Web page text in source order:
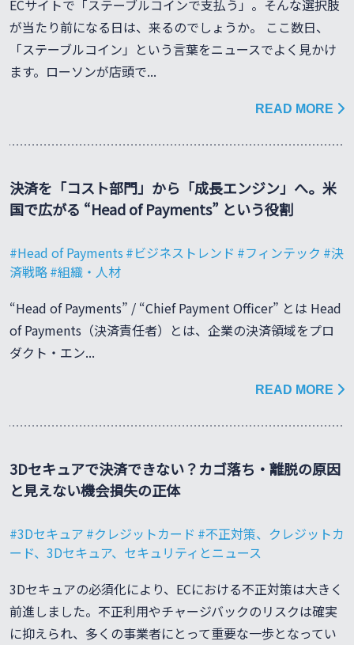
ECサイトで「ステーブルコインで支払う」。そんな選択肢
が当たり前になる日は、来るのでしょうか。 ここ数日、
「ステーブルコイン」という言葉をニュースでよく見かけ
ます。ローソンが店頭で...
READ MORE
決済を「コスト部門」から「成長エンジン」へ。米
国で広がる “Head of Payments” という役割
Head of Payments ビジネストレンド フィンテック
決
済戦略 組織・人材
“Head of Payments” / “Chief Payment Officer” とは Head
of Payments（決済責任者）とは、企業の決済領域をプロ
ダクト・エン...
READ MORE
3Dセキュアで決済できない？カゴ落ち・離脱の原因
と見えない機会損失の正体
3Dセキュア クレジットカード
不正対策、クレジットカ
ード、3Dセキュア、セキュリティとニュース
3Dセキュアの必須化により、ECにおける不正対策は大きく
前進しました。不正利用やチャージバックのリスクは確実
に抑えられ、多くの事業者にとって重要な一歩となってい